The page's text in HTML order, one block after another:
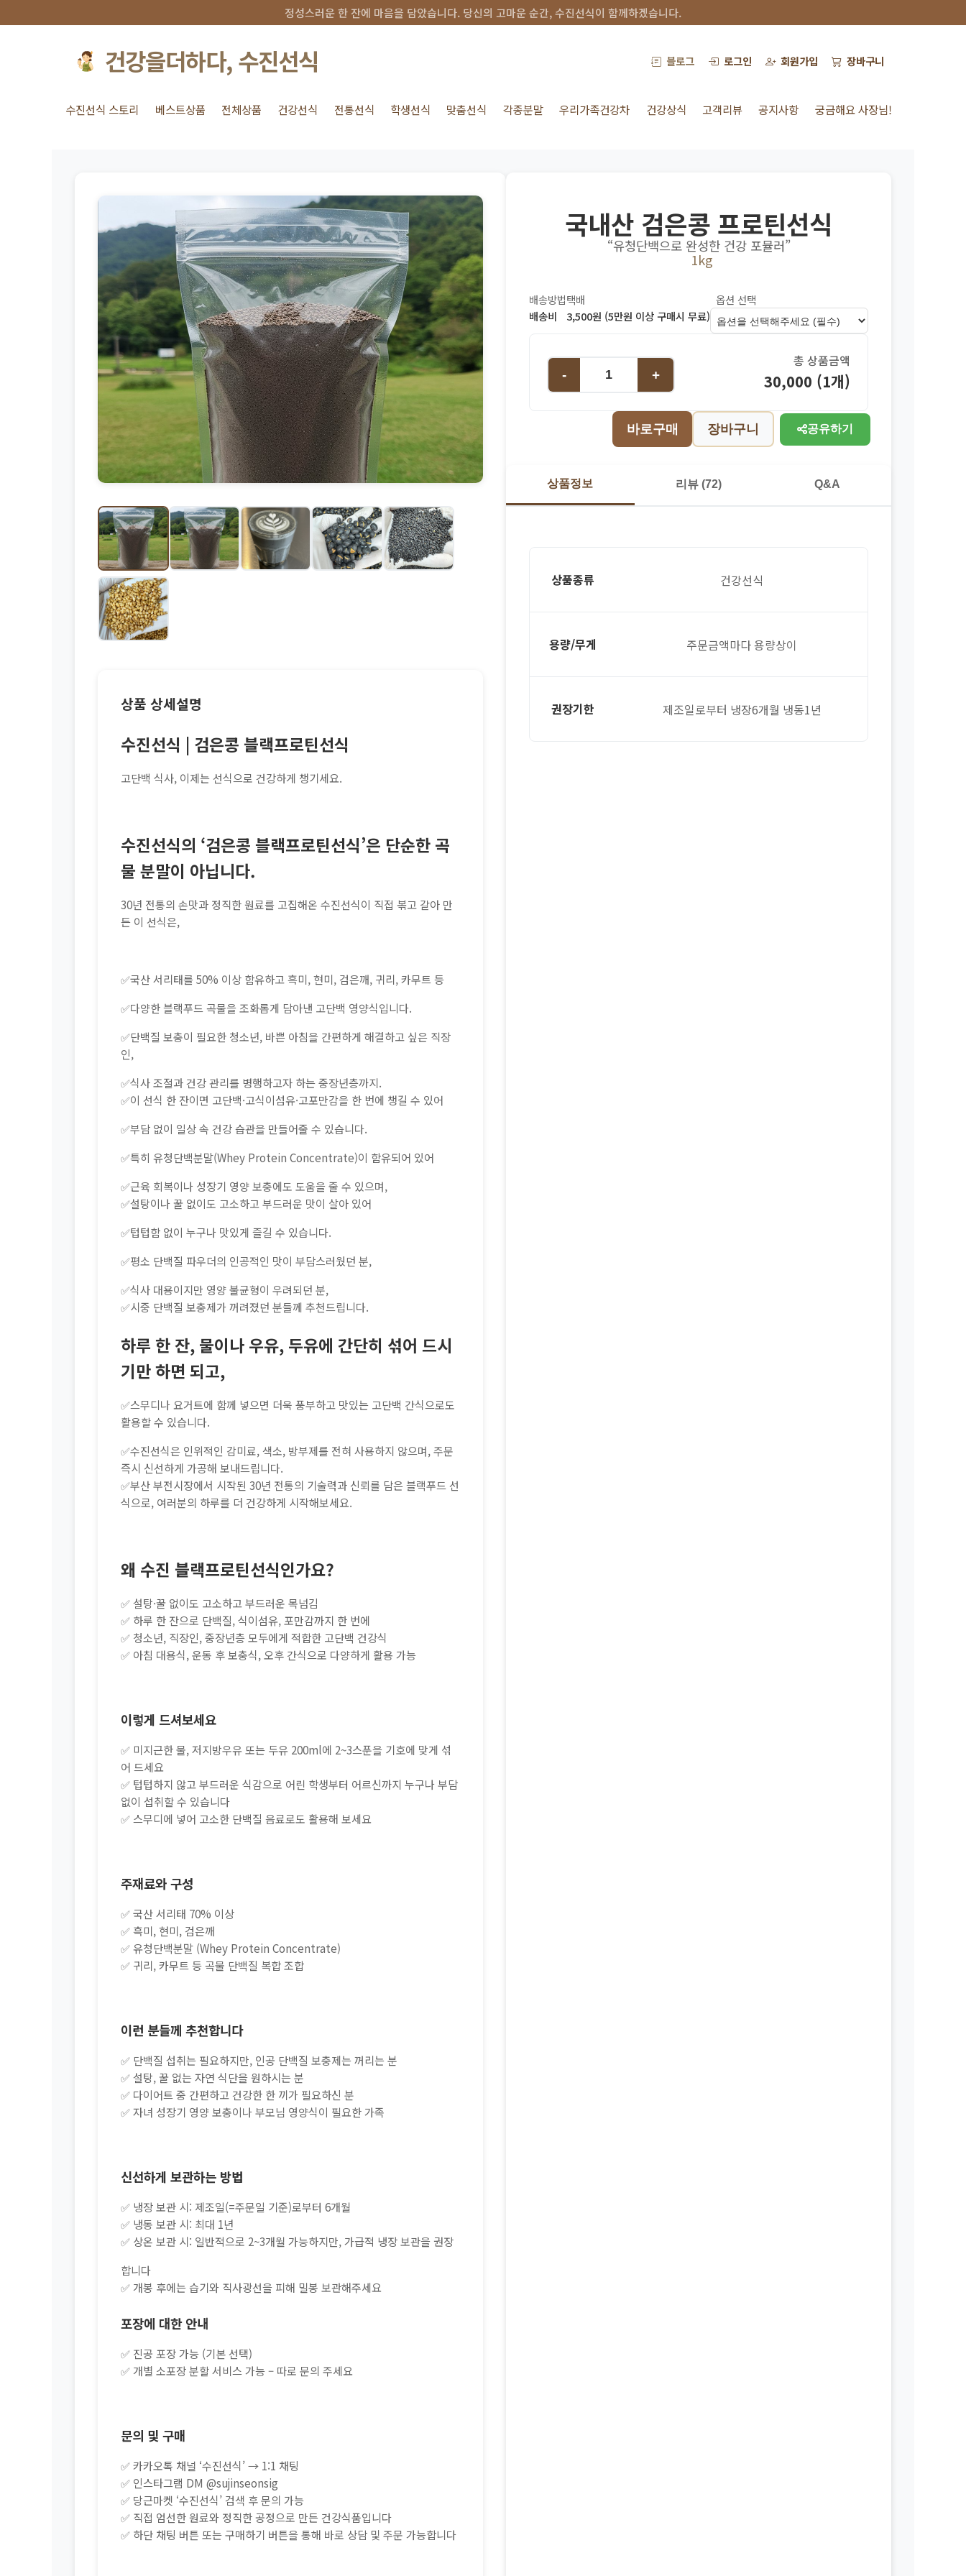
정성스러운 한 잔에 마음을 담았습니다. 당신의 고마운 순간, 수진선식이 함께하겠습니다.
건강을더하다, 수진선식 블로그 로그인 회원가입 장바구니
수진선식 스토리 베스트상품 전체상품 건강선식 전통선식 학생선식 맞춤선식 각종분말 우리가족건강차 건강상식 고객리뷰 공지사항 궁금해요 사장님!
상품 상세설명
수진선식 | 검은콩 블랙프로틴선식
고단백 식사, 이제는 선식으로 건강하게 챙기세요.
수진선식의 ‘검은콩 블랙프로틴선식’은 단순한 곡
물 분말이 아닙니다.
30년 전통의 손맛과 정직한 원료를 고집해온 수진선식이 직접 볶고 갈아 만
든 이 선식은,
✅국산 서리태를 50% 이상 함유하고 흑미, 현미, 검은깨, 귀리, 카무트 등
✅다양한 블랙푸드 곡물을 조화롭게 담아낸 고단백 영양식입니다.
✅단백질 보충이 필요한 청소년, 바쁜 아침을 간편하게 해결하고 싶은 직장
인,
✅식사 조절과 건강 관리를 병행하고자 하는 중장년층까지.
✅이 선식 한 잔이면 고단백·고식이섬유·고포만감을 한 번에 챙길 수 있어
✅부담 없이 일상 속 건강 습관을 만들어줄 수 있습니다.
✅특히 유청단백분말(Whey Protein Concentrate)이 함유되어 있어
✅근육 회복이나 성장기 영양 보충에도 도움을 줄 수 있으며,
✅설탕이나 꿀 없이도 고소하고 부드러운 맛이 살아 있어
✅텁텁함 없이 누구나 맛있게 즐길 수 있습니다.
✅평소 단백질 파우더의 인공적인 맛이 부담스러웠던 분,
✅식사 대용이지만 영양 불균형이 우려되던 분,
✅시중 단백질 보충제가 꺼려졌던 분들께 추천드립니다.
하루 한 잔, 물이나 우유, 두유에 간단히 섞어 드시
기만 하면 되고,
✅스무디나 요거트에 함께 넣으면 더욱 풍부하고 맛있는 고단백 간식으로도
활용할 수 있습니다.
✅수진선식은 인위적인 감미료, 색소, 방부제를 전혀 사용하지 않으며, 주문
즉시 신선하게 가공해 보내드립니다.
✅부산 부전시장에서 시작된 30년 전통의 기술력과 신뢰를 담은 블랙푸드 선
식으로, 여러분의 하루를 더 건강하게 시작해보세요.
왜 수진 블랙프로틴선식인가요?
✅ 설탕·꿀 없이도 고소하고 부드러운 목넘김
✅ 하루 한 잔으로 단백질, 식이섬유, 포만감까지 한 번에
✅ 청소년, 직장인, 중장년층 모두에게 적합한 고단백 건강식
✅ 아침 대용식, 운동 후 보충식, 오후 간식으로 다양하게 활용 가능
이렇게 드셔보세요
✅ 미지근한 물, 저지방우유 또는 두유 200ml에 2~3스푼을 기호에 맞게 섞
어 드세요
✅ 텁텁하지 않고 부드러운 식감으로 어린 학생부터 어르신까지 누구나 부담
없이 섭취할 수 있습니다
✅ 스무디에 넣어 고소한 단백질 음료로도 활용해 보세요
주재료와 구성
✅ 국산 서리태 70% 이상
✅ 흑미, 현미, 검은깨
✅ 유청단백분말 (Whey Protein Concentrate)
✅ 귀리, 카무트 등 곡물 단백질 복합 조합
이런 분들께 추천합니다
✅ 단백질 섭취는 필요하지만, 인공 단백질 보충제는 꺼리는 분
✅ 설탕, 꿀 없는 자연 식단을 원하시는 분
✅ 다이어트 중 간편하고 건강한 한 끼가 필요하신 분
✅ 자녀 성장기 영양 보충이나 부모님 영양식이 필요한 가족
신선하게 보관하는 방법
✅ 냉장 보관 시: 제조일(=주문일 기준)로부터 6개월
✅ 냉동 보관 시: 최대 1년
✅ 상온 보관 시: 일반적으로 2~3개월 가능하지만, 가급적 냉장 보관을 권장
합니다
✅ 개봉 후에는 습기와 직사광선을 피해 밀봉 보관해주세요
포장에 대한 안내
✅ 진공 포장 가능 (기본 선택)
✅ 개별 소포장 분할 서비스 가능 – 따로 문의 주세요
문의 및 구매
✅ 카카오톡 채널 ‘수진선식’ → 1:1 채팅
✅ 인스타그램 DM @sujinseonsig
✅ 당근마켓 ‘수진선식’ 검색 후 문의 가능
✅ 직접 엄선한 원료와 정직한 공정으로 만든 건강식품입니다
✅ 하단 채팅 버튼 또는 구매하기 버튼을 통해 바로 상담 및 주문 가능합니다
국내산 검은콩 프로틴선식
“유청단백으로 완성한 건강 포뮬러”
1kg
배송방법
배송비
택배
3,500원 (5만원 이상 구매시 무료)
옵션 선택
- +
총 상품금액
30,000 (1개)
바로구매 장바구니 공유하기
상품정보 리뷰 (72) Q&A
상품종류 건강선식
용량/무게 주문금액마다 용량상이
권장기한 제조일로부터 냉장6개월 냉동1년